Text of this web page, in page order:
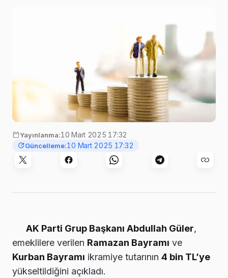
Yayınlanma:10 Mart 2025 17:32
Güncelleme:10 Mart 2025 17:32
AK Parti Grup Başkanı Abdullah Güler,
emeklilere verilen Ramazan Bayramı ve
Kurban Bayramı ikramiye tutarının 4 bin TL’ye
yükseltildiğini açıkladı.